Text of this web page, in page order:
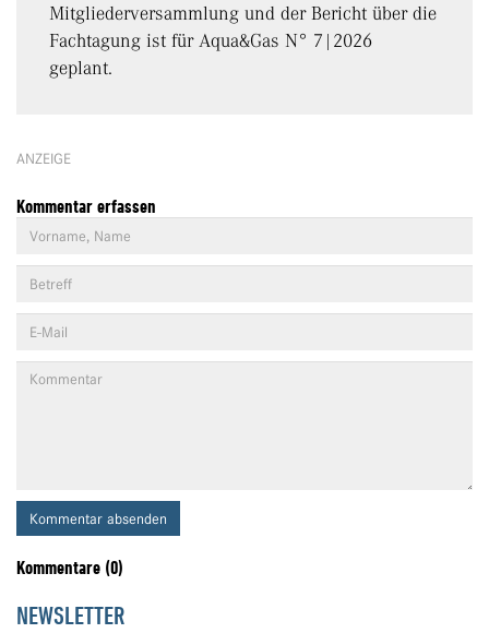
Mitgliederversammlung und der Bericht über die
Fachtagung ist für Aqua&Gas N° 7|2026
geplant.
ANZEIGE
Kommentar erfassen
Kommentar absenden
Kommentare (0)
NEWSLETTER